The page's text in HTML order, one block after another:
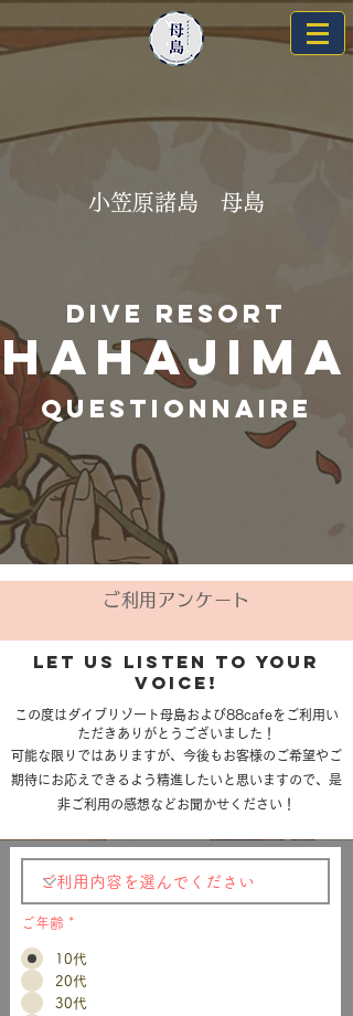
​小笠原諸島 母島
Dive Resort
HAHAJIMA
QUESTIONNAIRE
ご利用アンケート
​let us listen to your
voice!
この度はダイブリゾート母島および88cafeをご利用い
ただきありがとうございました！
可能な限りではありますが、今後もお客様のご希望やご
期待にお応えできるよう精進したいと思いますので、是
非ご利用の感想などお聞かせください！
ご年齢 *
10代
20代
30代